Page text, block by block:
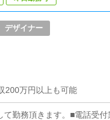
デザイナー
200万円以上も可能
勤務頂きます。■電話受